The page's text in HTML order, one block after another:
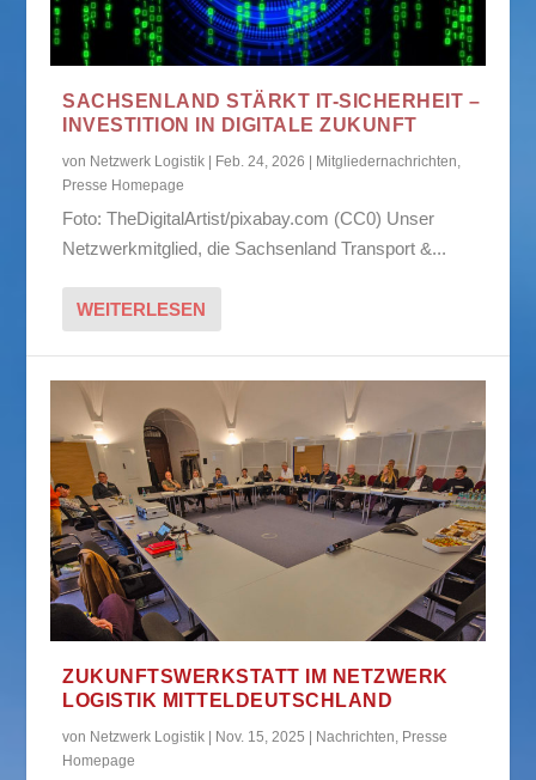
SACHSENLAND STÄRKT IT-SICHERHEIT –
INVESTITION IN DIGITALE ZUKUNFT
von Netzwerk Logistik Feb. 24, 2026 Mitgliedernachrichten,
Presse Homepage
Foto: TheDigitalArtist/pixabay.com (CC0) Unser
Netzwerkmitglied, die Sachsenland Transport &...
WEITERLESEN
ZUKUNFTSWERKSTATT IM NETZWERK
LOGISTIK MITTELDEUTSCHLAND
von Netzwerk Logistik Nov. 15, 2025 Nachrichten, Presse
Homepage